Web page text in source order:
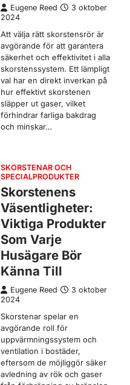
Eugene Reed
3 oktober
2024
Att välja rätt skorstensrör är
avgörande för att garantera
säkerhet och effektivitet i alla
skorstenssystem. Ett lämpligt
val har en direkt inverkan på
hur effektivt skorstenen
släpper ut gaser, vilket
förhindrar farliga bakdrag
och minskar…
SKORSTENAR OCH
SPECIALPRODUKTER
Skorstenens
Väsentligheter:
Viktiga Produkter
Som Varje
Husägare Bör
Känna Till
Eugene Reed
3 oktober
2024
Skorstenar spelar en
avgörande roll för
uppvärmningssystem och
ventilation i bostäder,
eftersom de möjliggör säker
avledning av rök och gaser